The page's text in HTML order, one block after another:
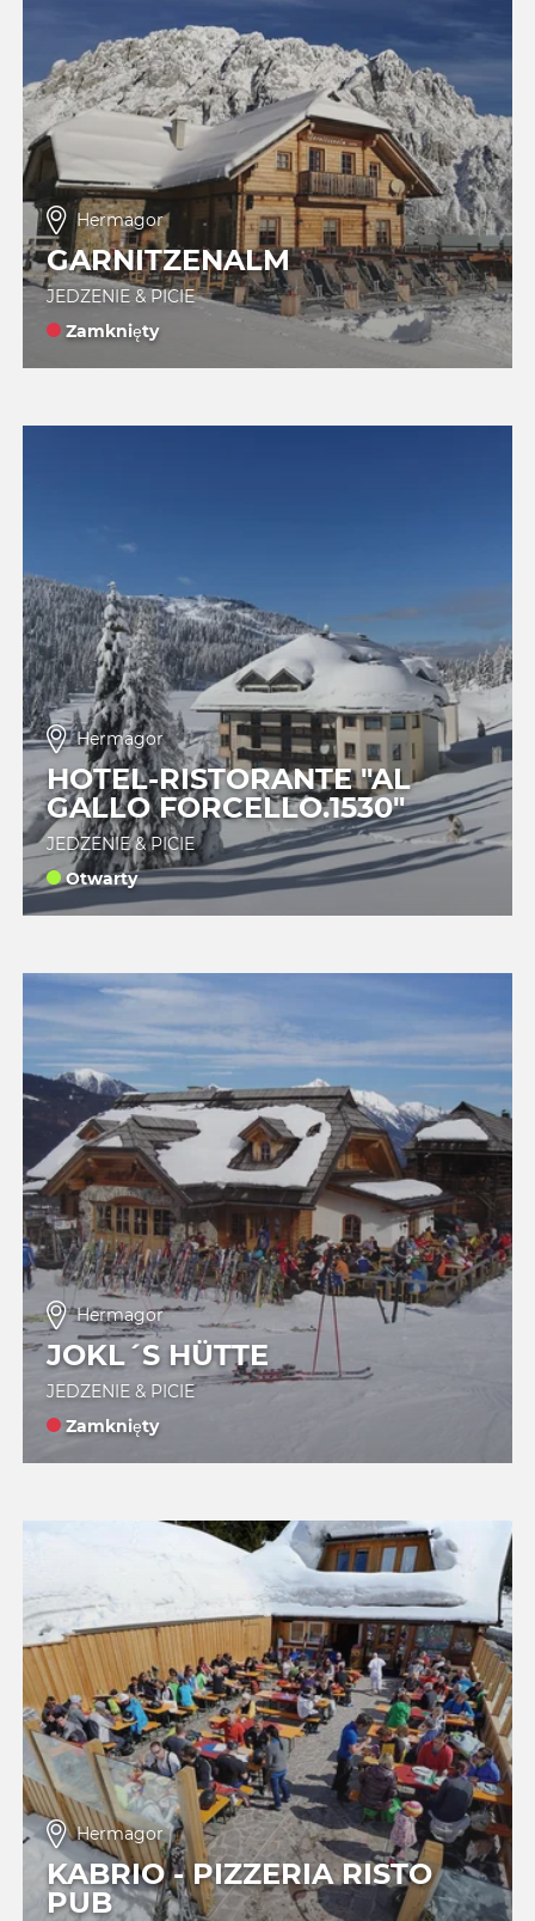
Hermagor
GARNITZENALM
JEDZENIE & PICIE
Zamknięty
Hermagor
HOTEL-RISTORANTE "AL
GALLO FORCELLO.1530"
JEDZENIE & PICIE
Otwarty
Hermagor
JOKL´S HÜTTE
JEDZENIE & PICIE
Zamknięty
Hermagor
KABRIO - PIZZERIA RISTO
PUB